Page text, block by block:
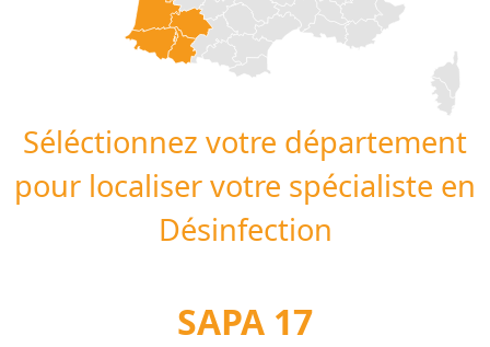
Séléctionnez votre département
pour localiser votre spécialiste en
Désinfection
SAPA 17